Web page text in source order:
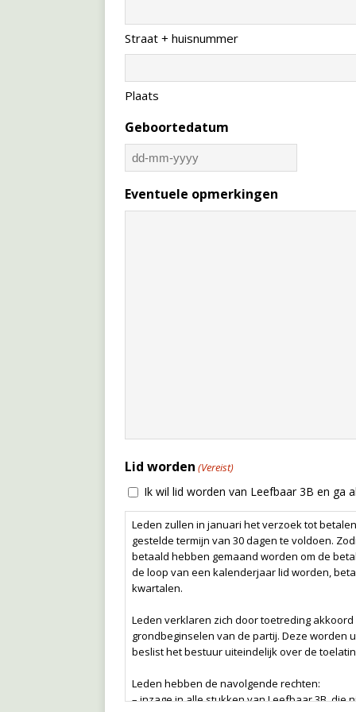
Straat + huisnummer
Plaats
Geboortedatum
Eventuele opmerkingen
Lid worden (Vereist)
Ik wil lid worden van Leefbaar 3B en ga
Leden zullen in januari het verzoek tot
gestelde termijn van 30 dagen te voldoen.
betaald hebben gemaand worden om de
de loop van een kalenderjaar lid worden,
kwartalen.
Leden verklaren zich door toetreding
grondbeginselen van de partij. Deze worden
beslist het bestuur uiteindelijk over de
Leden hebben de navolgende rechten:
– inzage in alle stukken van Leefbaar 3B, die